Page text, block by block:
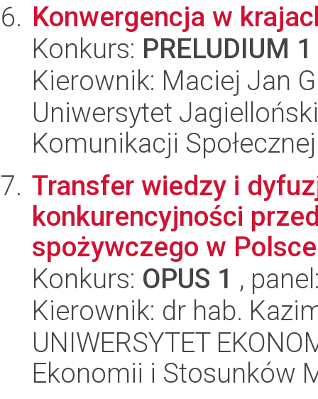
Konwergencja w
Konkurs: PRELUDIUM 1
Kierownik: Maciej Jan
Uniwersytet
Komunikacji Społecznej
Transfer wiedzy i
konkurencyjności
spożywczego w Polsce
Konkurs: OPUS 1 ,
Kierownik: dr hab.
UNIWERSYTET
Ekonomii i Stosunków